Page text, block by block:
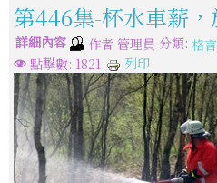
第446集-杯水車薪
詳細內容 作者 管理員 分類: 格
點擊數: 1821
列印